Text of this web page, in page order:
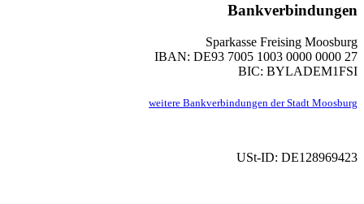
Bankverbindungen
Sparkasse Freising Moosburg
IBAN: DE93 7005 1003 0000 0000 27
BIC: BYLADEM1FSI
weitere Bankverbindungen der Stadt Moosburg
USt-ID: DE128969423